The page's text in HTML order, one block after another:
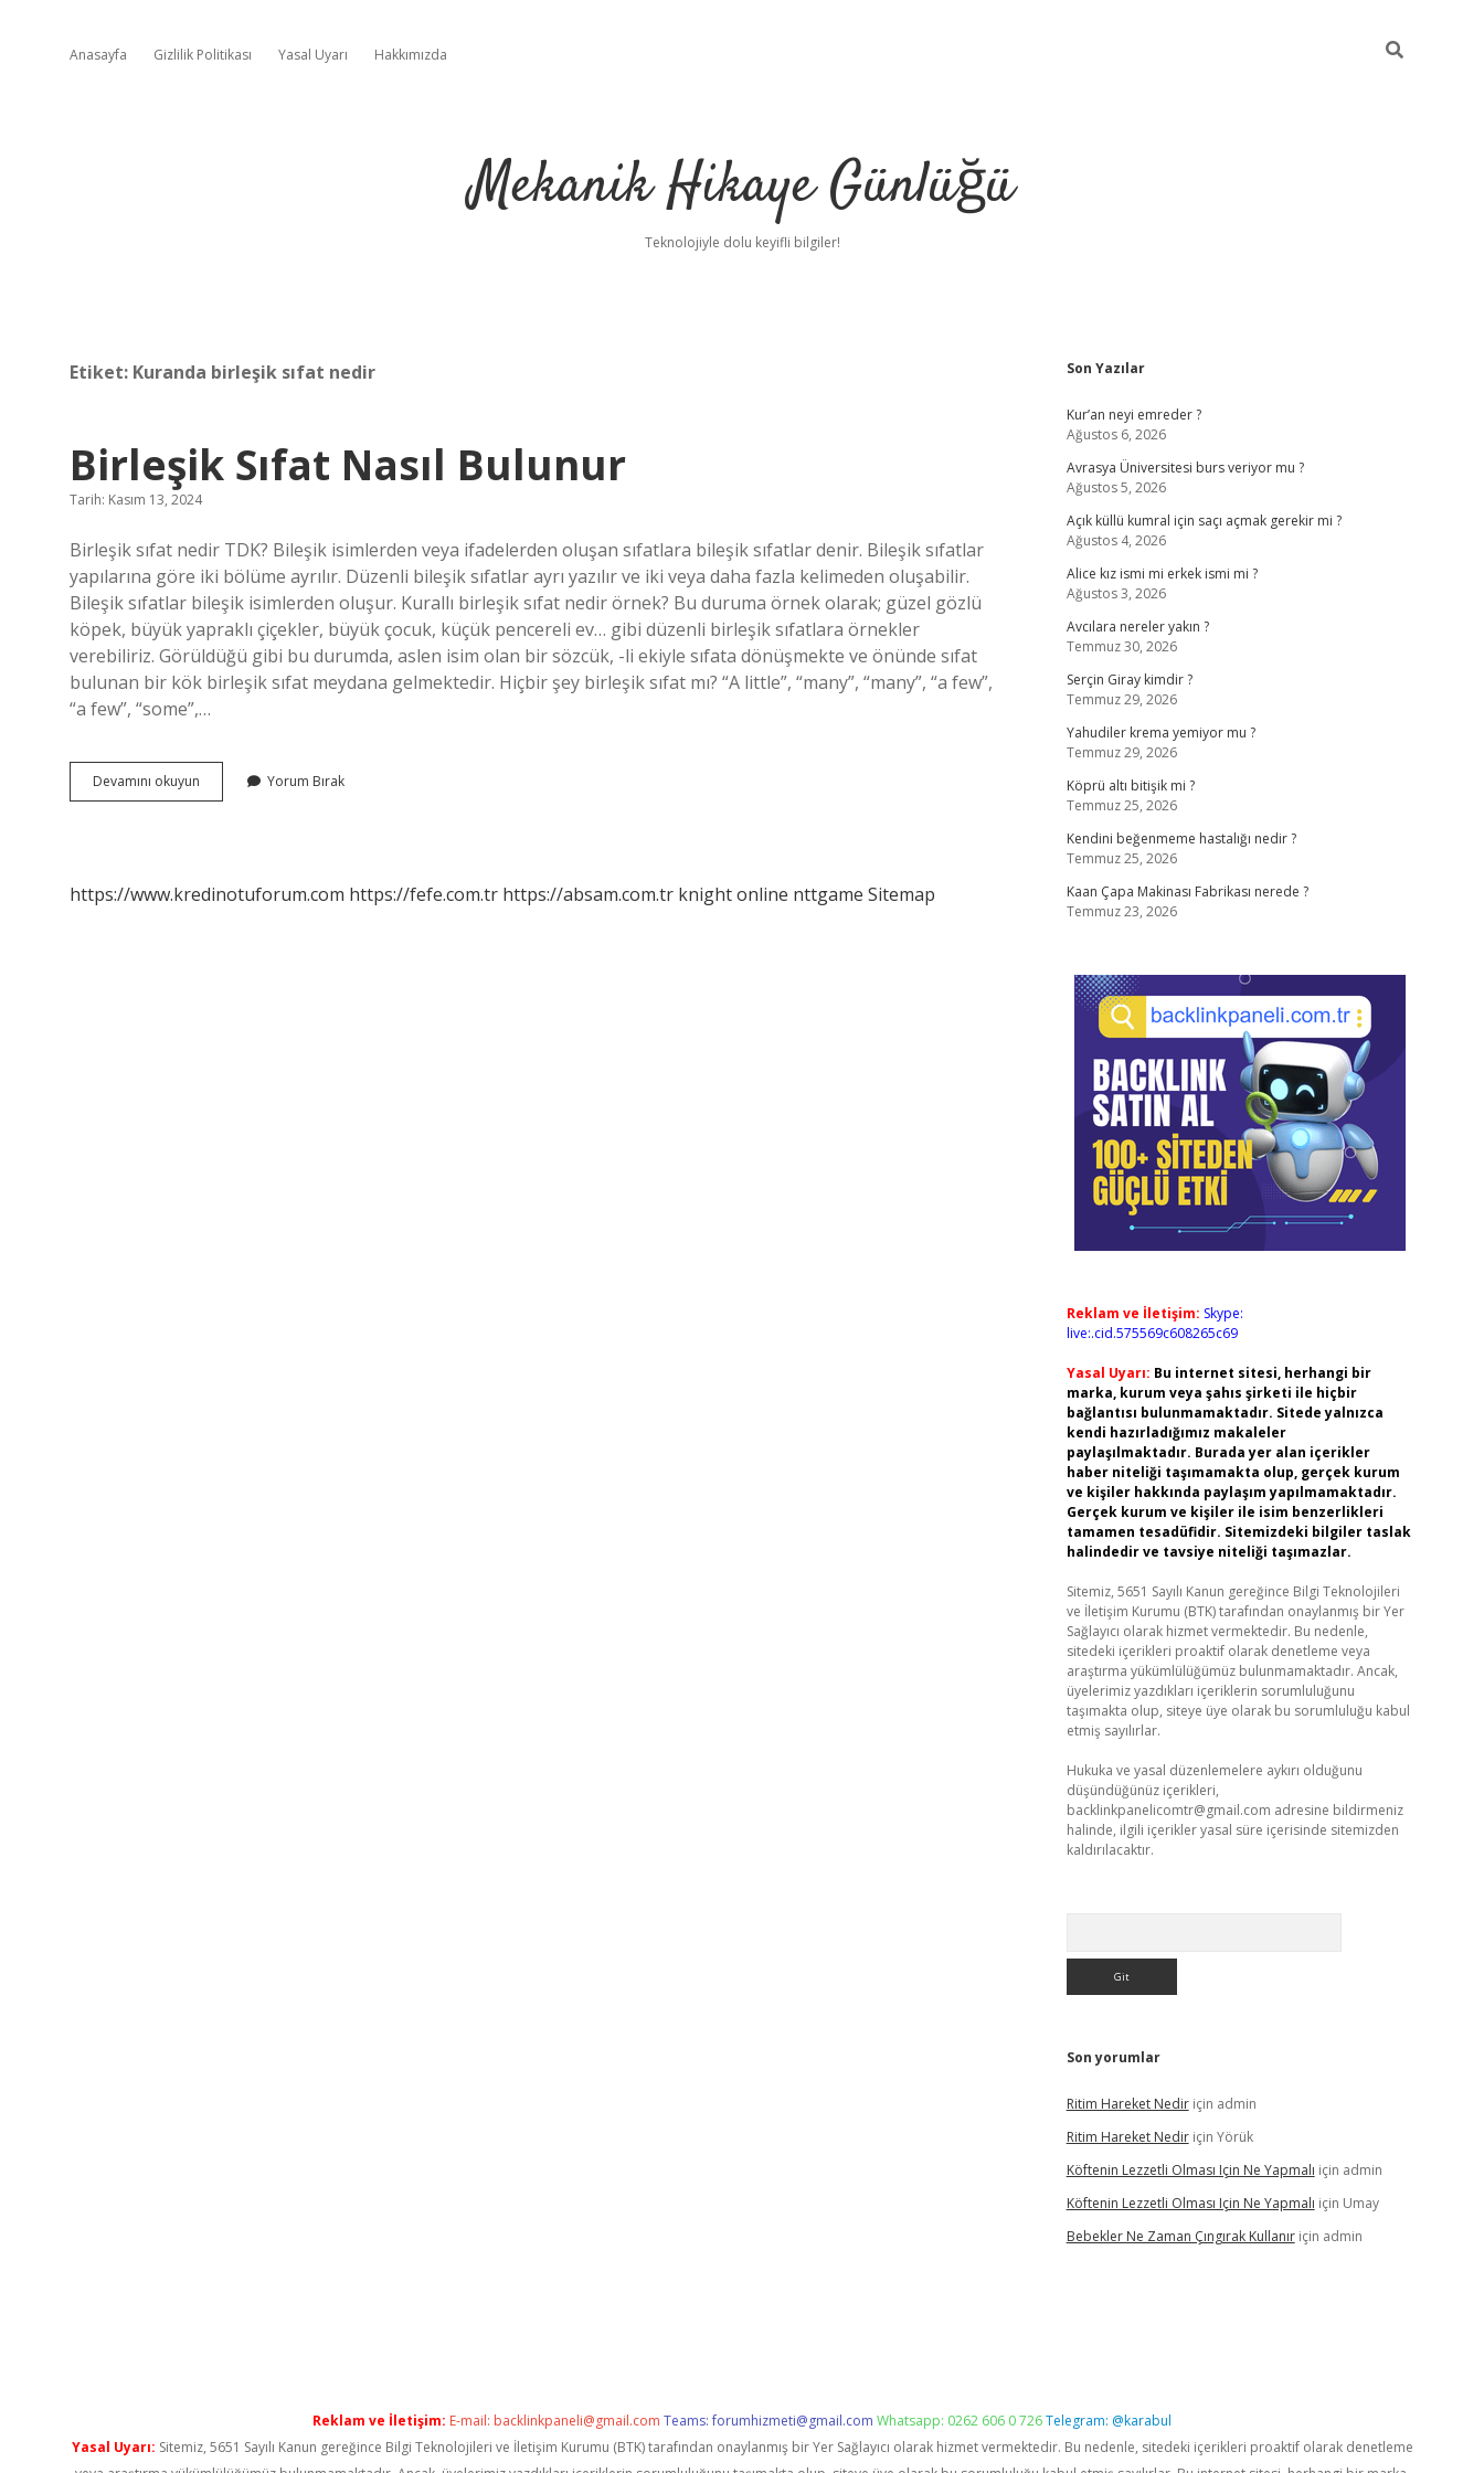
Anasayfa Gizlilik Politikası Yasal Uyarı Hakkımızda
Mekanik Hikaye Günlüğü
Teknolojiyle dolu keyifli bilgiler!
Etiket: Kuranda birleşik sıfat nedir
Birleşik Sıfat Nasıl Bulunur
Tarih: Kasım 13, 2024
Birleşik sıfat nedir TDK? Bileşik isimlerden veya ifadelerden oluşan sıfatlara bileşik sıfatlar denir. Bileşik sıfatlar
yapılarına göre iki bölüme ayrılır. Düzenli bileşik sıfatlar ayrı yazılır ve iki veya daha fazla kelimeden oluşabilir.
Bileşik sıfatlar bileşik isimlerden oluşur. Kurallı birleşik sıfat nedir örnek? Bu duruma örnek olarak; güzel gözlü
köpek, büyük yapraklı çiçekler, büyük çocuk, küçük pencereli ev… gibi düzenli birleşik sıfatlara örnekler
verebiliriz. Görüldüğü gibi bu durumda, aslen isim olan bir sözcük, -li ekiyle sıfata dönüşmekte ve önünde sıfat
bulunan bir kök birleşik sıfat meydana gelmektedir. Hiçbir şey birleşik sıfat mı? “A little”, “many”, “many”, “a few”,
“a few”, “some”,…
Devamını okuyun
Sıfat
Yorum Bırak
https://www.kredinotuforum.com https://fefe.com.tr https://absam.com.tr knight online nttgame Sitemap
Sidebar
Son Yazılar
Kur’an neyi emreder ?
Ağustos 6, 2026
Avrasya Üniversitesi burs veriyor mu ?
Ağustos 5, 2026
Açık küllü kumral için saçı açmak gerekir mi ?
Ağustos 4, 2026
Alice kız ismi mi erkek ismi mi ?
Ağustos 3, 2026
Avcılara nereler yakın ?
Temmuz 30, 2026
Serçin Giray kimdir ?
Temmuz 29, 2026
Yahudiler krema yemiyor mu ?
Temmuz 29, 2026
Köprü altı bitişik mi ?
Temmuz 25, 2026
Kendini beğenmeme hastalığı nedir ?
Temmuz 25, 2026
Kaan Çapa Makinası Fabrikası nerede ?
Temmuz 23, 2026
Reklam ve İletişim: Skype:
live:.cid.575569c608265c69
Yasal Uyarı: Bu internet sitesi, herhangi bir
marka, kurum veya şahıs şirketi ile hiçbir
bağlantısı bulunmamaktadır. Sitede yalnızca
kendi hazırladığımız makaleler
paylaşılmaktadır. Burada yer alan içerikler
haber niteliği taşımamakta olup, gerçek kurum
ve kişiler hakkında paylaşım yapılmamaktadır.
Gerçek kurum ve kişiler ile isim benzerlikleri
tamamen tesadüfidir. Sitemizdeki bilgiler taslak
halindedir ve tavsiye niteliği taşımazlar.
Sitemiz, 5651 Sayılı Kanun gereğince Bilgi Teknolojileri
ve İletişim Kurumu (BTK) tarafından onaylanmış bir Yer
Sağlayıcı olarak hizmet vermektedir. Bu nedenle,
sitedeki içerikleri proaktif olarak denetleme veya
araştırma yükümlülüğümüz bulunmamaktadır. Ancak,
üyelerimiz yazdıkları içeriklerin sorumluluğunu
taşımakta olup, siteye üye olarak bu sorumluluğu kabul
etmiş sayılırlar.
Hukuka ve yasal düzenlemelere aykırı olduğunu
düşündüğünüz içerikleri,
backlinkpanelicomtr@gmail.com adresine bildirmeniz
halinde, ilgili içerikler yasal süre içerisinde sitemizden
kaldırılacaktır.
Son yorumlar
Ritim Hareket Nediriçin admin
Ritim Hareket Nediriçin Yörük
Köftenin Lezzetli Olması Için Ne Yapmalı için admin
Köftenin Lezzetli Olması Için Ne Yapmalı için Umay
Bebekler Ne Zaman Çıngırak Kullanıriçin admin
Reklam ve İletişim: E-mail: backlinkpaneli@gmail.com Teams:forumhizmeti@gmail.com Whatsapp: 0262 606 0 726Telegram: @karabul
Yasal Uyarı: Sitemiz, 5651 Sayılı Kanun gereğince Bilgi Teknolojileri ve İletişim Kurumu (BTK) tarafından onaylanmış bir Yer Sağlayıcı olarak hizmet vermektedir. Bu nedenle, sitedeki içerikleri proaktif olarak denetleme